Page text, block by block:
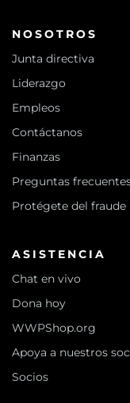
NOSOTROS
Junta directiva
Liderazgo
Empleos
Contáctanos
Finanzas
Preguntas
Protégete del fraude
ASISTENCIA
Chat en vivo
Dona hoy
WWPShop.org
Apoya a nuestros
Socios